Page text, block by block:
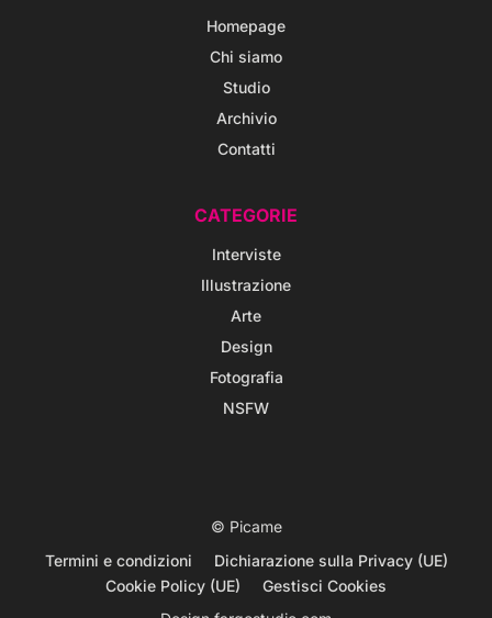
Homepage
Chi siamo
Studio
Archivio
Contatti
CATEGORIE
Interviste
Illustrazione
Arte
Design
Fotografia
NSFW
© Picame
Termini e condizioni
Dichiarazione sulla Privacy (UE)
Cookie Policy (UE)
Gestisci Cookies